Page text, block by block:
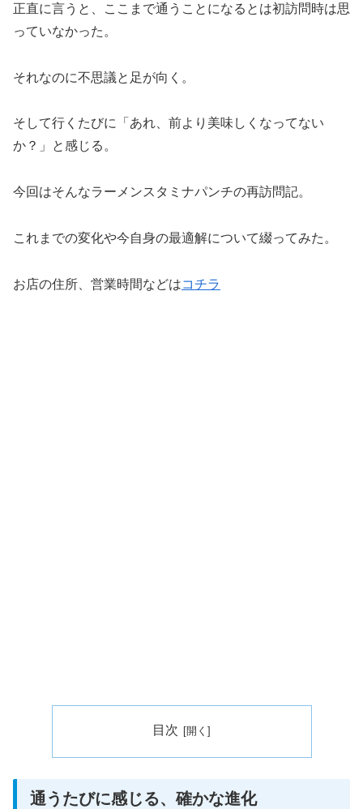
正直に言うと、ここまで通うことになるとは初訪問時は思
っていなかった。
それなのに不思議と足が向く。
そして行くたびに「あれ、前より美味しくなってない
か？」と感じる。
今回はそんなラーメンスタミナパンチの再訪問記。
これまでの変化や今自身の最適解について綴ってみた。
お店の住所、営業時間などはコチラ
目次
通うたびに感じる、確かな進化